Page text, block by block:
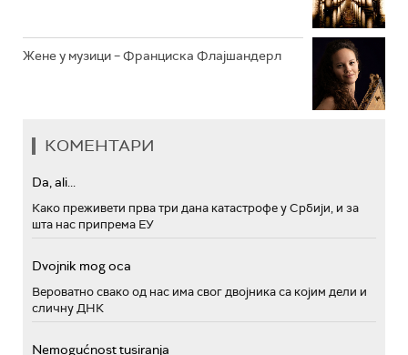
Жене у музици – Франциска Флајшандерл
КОМЕНТАРИ
Da, ali...
Како преживети прва три дана катастрофе у Србији, и за
шта нас припрема ЕУ
Dvojnik mog oca
Вероватно свако од нас има свог двојника са којим дели и
сличну ДНК
Nemogućnost tusiranja